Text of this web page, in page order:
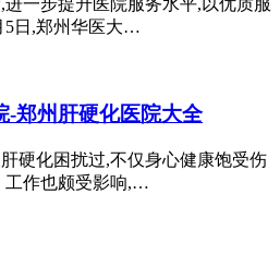
一步提升医院服务水平,以优质服
5日,郑州华医大…
-郑州肝硬化医院大全
硬化困扰过,不仅身心健康饱受伤
工作也颇受影响,…